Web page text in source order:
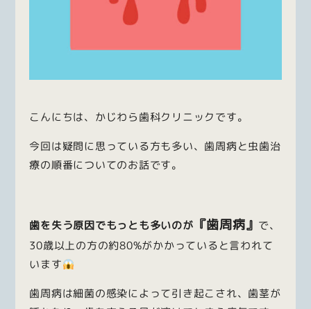
こんにちは、かじわら歯科クリニックです。
今回は疑問に思っている方も多い、歯周病と虫歯治
療の順番についてのお話です。
歯を失う原因でもっとも多いのが 『歯周病』 で、
30歳以上の方の約80%がかかっていると言われて
います
歯周病は細菌の感染によって引き起こされ、歯茎が